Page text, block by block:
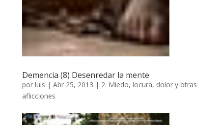
Demencia (8) Desenredar la mente
por luis | Abr 25, 2013 | 2. Miedo, locura, dolor y otras
aflicciones